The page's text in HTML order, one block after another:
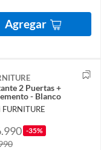
Agregar
2 Puertas +
- Blanco
FURNITURE
-35%